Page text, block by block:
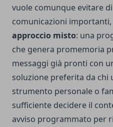
vuole comunque evitare
comunicazioni
approccio misto: una
che genera promemoria
messaggi già pronti con
soluzione preferita da chi
strumento personale o
sufficiente decidere il
avviso programmato per